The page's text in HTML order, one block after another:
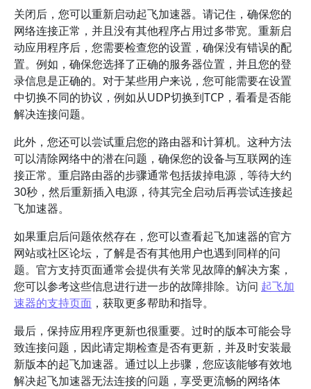
关闭后，您可以重新启动起飞加速器。请记住，确保您的
网络连接正常，并且没有其他程序占用过多带宽。重新启
动应用程序后，您需要检查您的设置，确保没有错误的配
置。例如，确保您选择了正确的服务器位置，并且您的登
录信息是正确的。对于某些用户来说，您可能需要在设置
中切换不同的协议，例如从UDP切换到TCP，看看是否能
解决连接问题。
此外，您还可以尝试重启您的路由器和计算机。这种方法
可以清除网络中的潜在问题，确保您的设备与互联网的连
接正常。重启路由器的步骤通常包括拔掉电源，等待大约
30秒，然后重新插入电源，待其完全启动后再尝试连接起
飞加速器。
如果重启后问题依然存在，您可以查看起飞加速器的官方
网站或社区论坛，了解是否有其他用户也遇到同样的问
题。官方支持页面通常会提供有关常见故障的解决方案，
您可以参考这些信息进行进一步的故障排除。访问 起飞加
速器的支持页面 ，获取更多帮助和指导。
最后，保持应用程序更新也很重要。过时的版本可能会导
致连接问题，因此请定期检查是否有更新，并及时安装最
新版本的起飞加速器。通过以上步骤，您应该能够有效地
解决起飞加速器无法连接的问题，享受更流畅的网络体